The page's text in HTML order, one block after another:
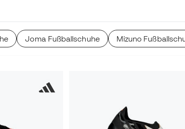
Joma Fußballschuhe Mizuno